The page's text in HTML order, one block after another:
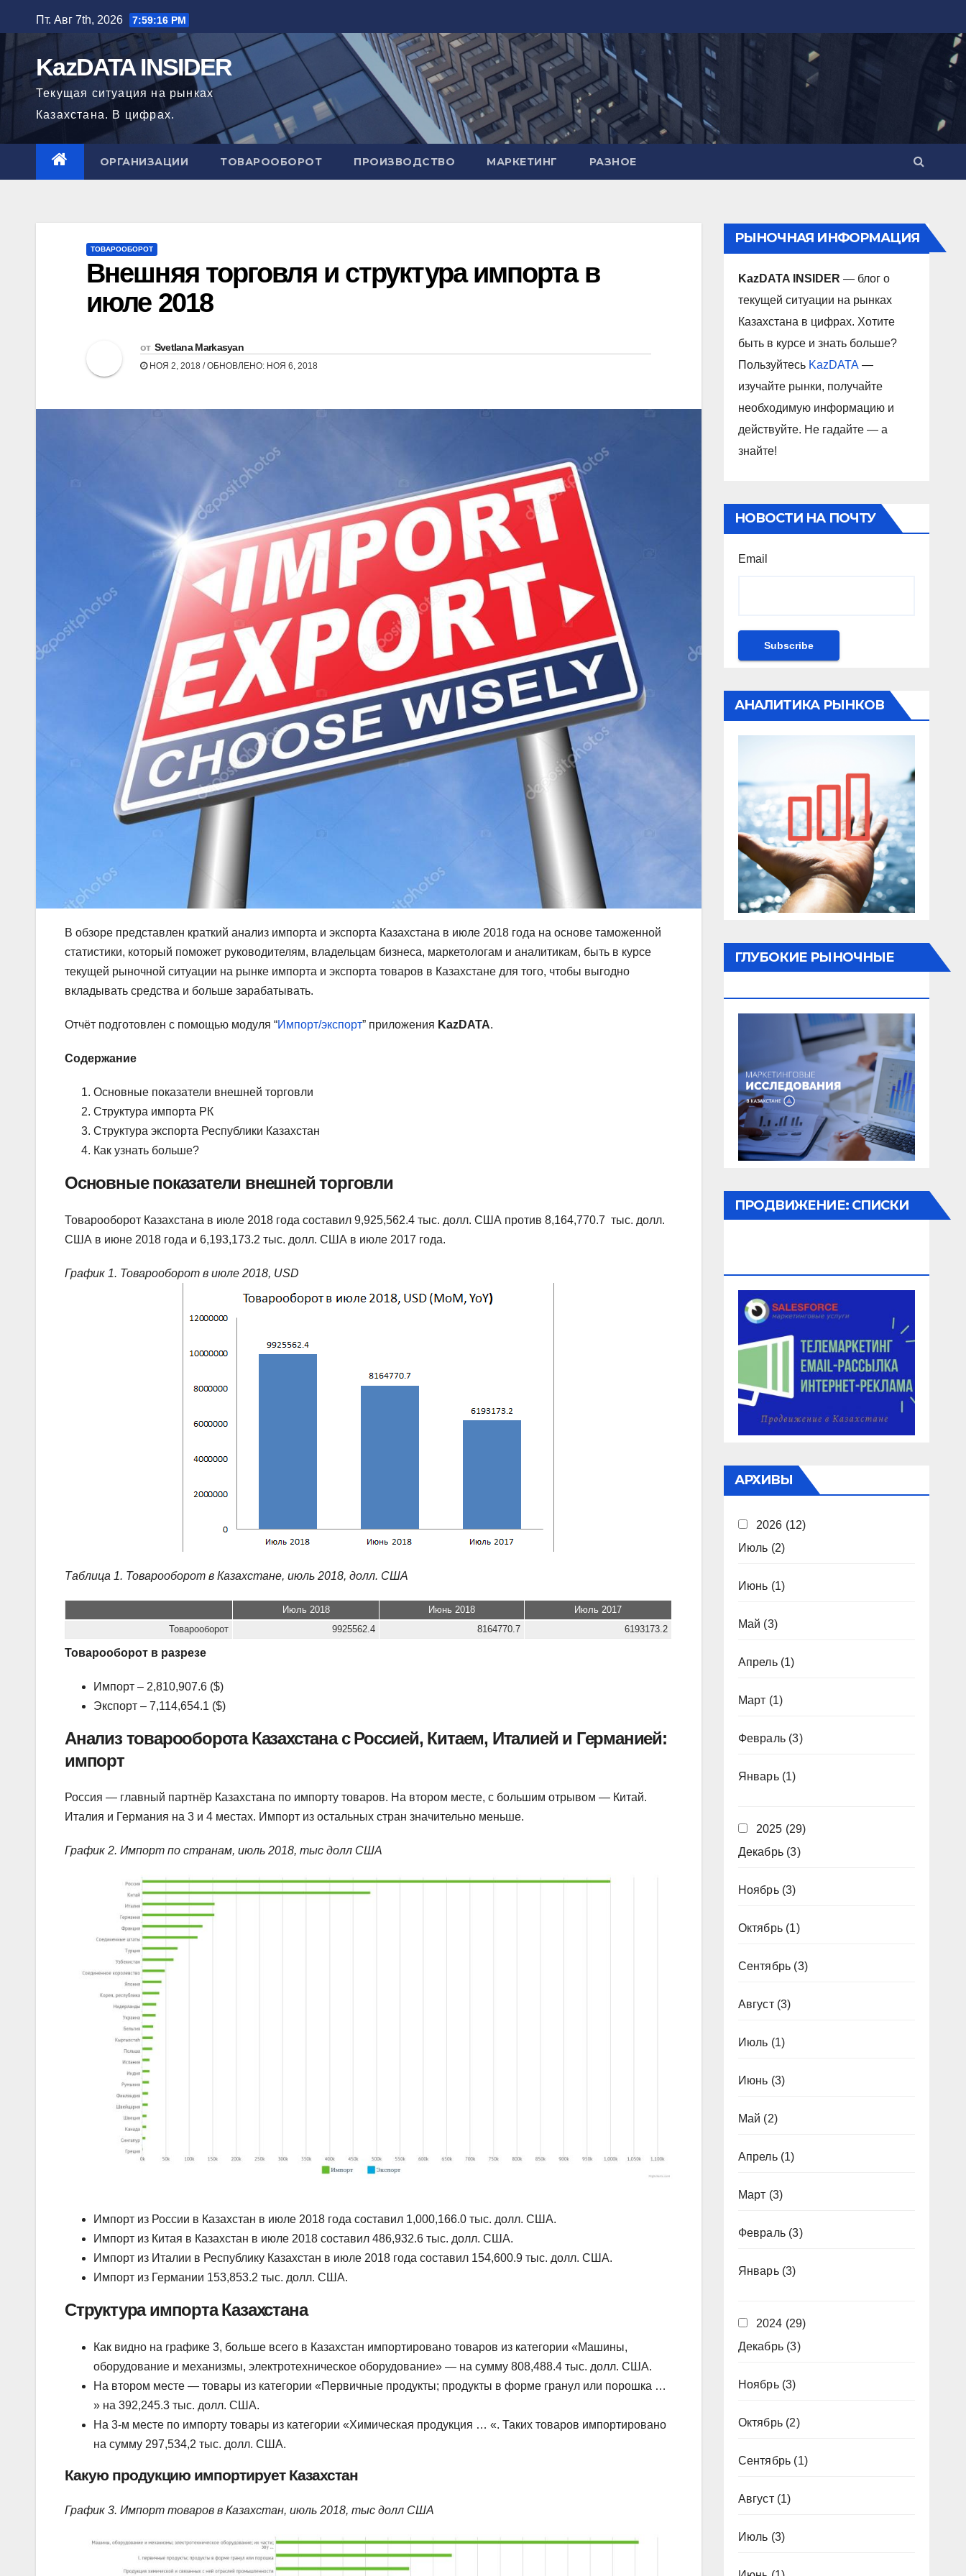
к
содержимому
Пт. Авг 7th, 2026 7:59:17 PM
KazDATA INSIDER
Текущая ситуация на рынках
Казахстана. В цифрах.
ОРГАНИЗАЦИИ ТОВАРООБОРОТ ПРОИЗВОДСТВО МАРКЕТИНГ РАЗНОЕ
ТОВАРООБОРОТ
Внешняя торговля и структура импорта в
июле 2018
от Svetlana Markasyan
НОЯ 2, 2018 / ОБНОВЛЕНО: НОЯ 6, 2018
В обзоре представлен краткий анализ импорта и экспорта Казахстана в июле 2018 года на основе таможенной
статистики, который поможет руководителям, владельцам бизнеса, маркетологам и аналитикам, быть в курсе
текущей рыночной ситуации на рынке импорта и экспорта товаров в Казахстане для того, чтобы выгодно
вкладывать средства и больше зарабатывать.
Отчёт подготовлен с помощью модуля “Импорт/экспорт” приложения KazDATA.
Содержание
Основные показатели внешней торговли
Структура импорта РК
Структура экспорта Республики Казахстан
Как узнать больше?
Основные показатели внешней торговли
Товарооборот Казахстана в июле 2018 года составил 9,925,562.4 тыс. долл. США против 8,164,770.7 тыс. долл.
США в июне 2018 года и 6,193,173.2 тыс. долл. США в июле 2017 года.
График 1. Товарооборот в июле 2018, USD
Таблица 1. Товарооборот в Казахстане, июль 2018, долл. США
Июль 2018 Июнь 2018
Июль 2017
Товарооборот
9925562.4 8164770.7 6193173.2
Товарооборот в разрезе
Импорт – 2,810,907.6 ($)
Экспорт – 7,114,654.1 ($)
Анализ товарооборота Казахстана с Россией, Китаем, Италией и Германией:
импорт
Россия — главный партнёр Казахстана по импорту товаров. На втором месте, с большим отрывом — Китай.
Италия и Германия на 3 и 4 местах. Импорт из остальных стран значительно меньше.
График 2. Импорт по странам, июль 2018, тыс долл США
Импорт из России в Казахстан в июле 2018 года составил 1,000,166.0 тыс. долл. США.
Импорт из Китая в Казахстан в июле 2018 составил 486,932.6 тыс. долл. США.
Импорт из Италии в Республику Казахстан в июле 2018 года составил 154,600.9 тыс. долл. США.
Импорт из Германии 153,853.2 тыс. долл. США.
Структура импорта Казахстана
Как видно на графике 3, больше всего в Казахстан импортировано товаров из категории «Машины,
оборудование и механизмы, электротехническое оборудование» — на сумму 808,488.4 тыс. долл. США.
На втором месте — товары из категории «Первичные продукты; продукты в форме гранул или порошка …
» на 392,245.3 тыс. долл. США.
На 3-м месте по импорту товары из категории «Химическая продукция … «. Таких товаров импортировано
на сумму 297,534,2 тыс. долл. США.
Какую продукцию импортирует Казахстан
График 3. Импорт товаров в Казахстан, июль 2018, тыс долл США
РЫНОЧНАЯ ИНФОРМАЦИЯ
KazDATA INSIDER — блог о
текущей ситуации на рынках
Казахстана в цифрах. Хотите
быть в курсе и знать больше?
Пользуйтесь KazDATA—
изучайте рынки, получайте
необходимую информацию и
действуйте. Не гадайте — а
знайте!
НОВОСТИ НА ПОЧТУ
Email
АНАЛИТИКА РЫНКОВ
ГЛУБОКИЕ РЫНОЧНЫЕ
ПРОДВИЖЕНИЕ: СПИСКИ
АРХИВЫ
2026 (12)
Июль (2)
Июнь (1)
Май (3)
Апрель(1)
Март (1)
Февраль(3)
Январь(1)
2025 (29)
Декабрь(3)
Ноябрь(3)
Октябрь(1)
Сентябрь (3)
Август(3)
Июль (1)
Июнь (3)
Май (2)
Апрель(1)
Март (3)
Февраль(3)
Январь(3)
2024 (29)
Декабрь(3)
Ноябрь(3)
Октябрь(2)
Сентябрь (1)
Август(1)
Июль (3)